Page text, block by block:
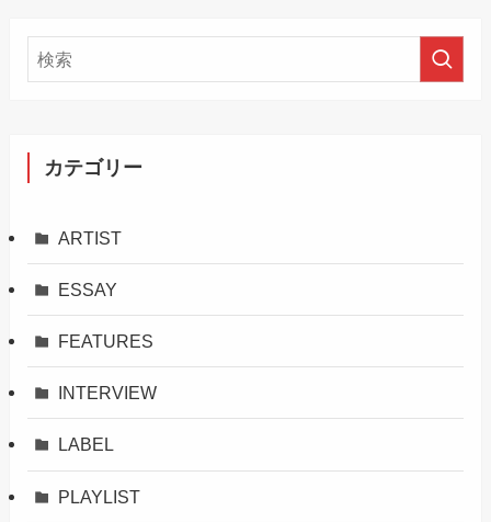
カテゴリー
ARTIST
ESSAY
FEATURES
INTERVIEW
LABEL
PLAYLIST